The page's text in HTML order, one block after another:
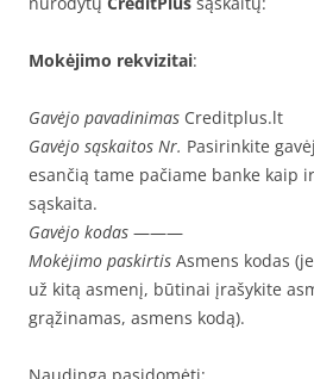
Mokėjimo rekvizitai:
Gavėjo pavadinimas Creditplus.lt
Gavėjo sąskaitos Nr. Pasirinkite
esančią tame pačiame banke kaip
sąskaita.
Gavėjo kodas ———
Mokėjimo paskirtis Asmens kodas
už kitą asmenį, būtinai įrašykite
grąžinamas, asmens kodą).